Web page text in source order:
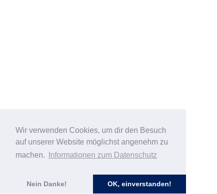
Wir verwenden Cookies, um dir den Besuch
auf unserer Website möglichst angenehm zu
machen.
Informationen zum Datenschutz
Nein Danke! OK, einverstanden!